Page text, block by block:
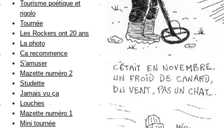
Tourisme poétique et
rigolo
Tournée
Les Rockers ont 20 ans
La photo
Ca recommence
S'amuser
Mazette numéro 2
Studette
Jamais vu ça
Louches
Mazette numéro 1
Mini tournée